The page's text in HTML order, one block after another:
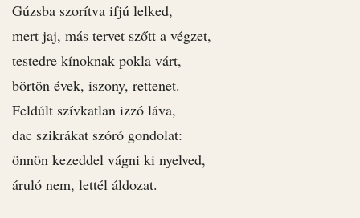
Gúzsba szorítva ifjú lelked,
mert jaj, más tervet szőtt a végzet,
testedre kínoknak pokla várt,
börtön évek, iszony, rettenet.
Feldúlt szívkatlan izzó láva,
dac szikrákat szóró gondolat:
önnön kezeddel vágni ki nyelved,
áruló nem, lettél áldozat.